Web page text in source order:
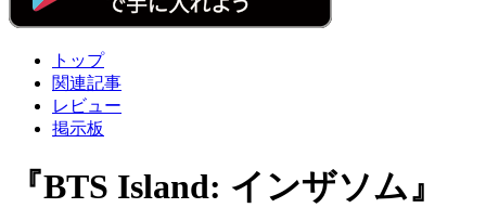
トップ
関連記事
レビュー
掲示板
『BTS Island: インザソム』